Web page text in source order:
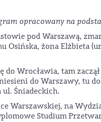
opracowany na
pod Warszawą,
Osińska, żona Elżbieta
do Wrocławia, tam
do Warszawy, tu
Śniadeckich.
Warszawskiej, na
Studium